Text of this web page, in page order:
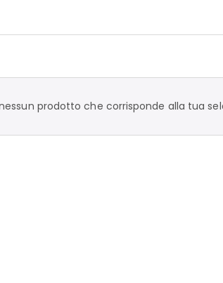
prodotto che corrisponde alla tua